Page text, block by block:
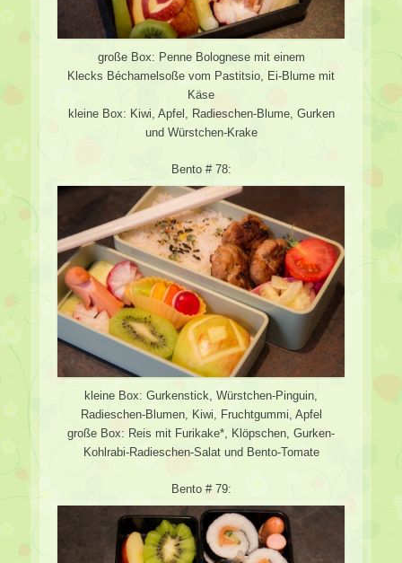
große Box: Penne Bolognese mit einem
Klecks Béchamelsoße vom Pastitsio, Ei-Blume mit
Käse
kleine Box: Kiwi, Apfel, Radieschen-Blume, Gurken
und Würstchen-Krake
Bento # 78:
kleine Box: Gurkenstick, Würstchen-Pinguin,
Radieschen-Blumen, Kiwi, Fruchtgummi, Apfel
große Box: Reis mit Furikake*, Klöpschen, Gurken-
Kohlrabi-Radieschen-Salat und Bento-Tomate
Bento # 79: